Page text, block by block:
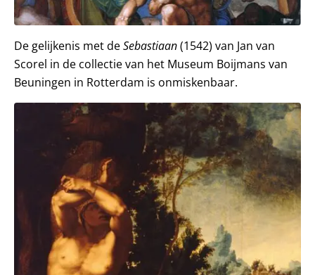
De gelijkenis met deSebastiaan(1542) van Jan van
Scorel in de collectie van het Museum Boijmans van
Beuningen in Rotterdam is onmiskenbaar.